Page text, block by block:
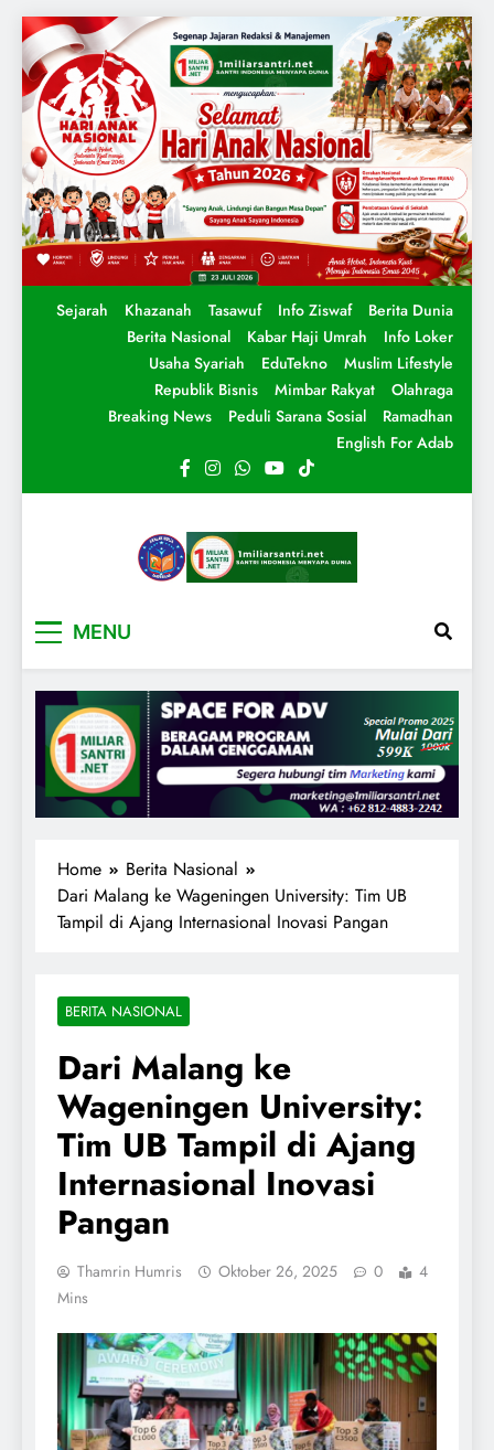
Sejarah Khazanah Tasawuf Info Ziswaf
Berita Dunia
Berita Nasional
Kabar Haji Umrah
Info Loker
Usaha Syariah
EduTekno
Muslim Lifestyle
Republik Bisnis
Mimbar Rakyat
Olahraga
Breaking News
Peduli Sarana Sosial
Ramadhan
English For Adab
MENU
Home
Berita Nasional
Dari Malang ke Wageningen University: Tim UB
Tampil di Ajang Internasional Inovasi Pangan
BERITA NASIONAL
Dari Malang ke
Wageningen University:
Tim UB Tampil di Ajang
Internasional Inovasi
Pangan
Thamrin Humris Oktober 26, 2025 0
4
Mins